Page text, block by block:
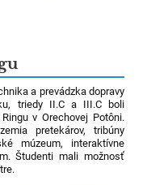
a prevádzka dopravy
triedy II.C a III.C boli
v Orechovej Potôni.
pretekárov, tribúny
múzeum, interaktívne
Študenti mali možnosť